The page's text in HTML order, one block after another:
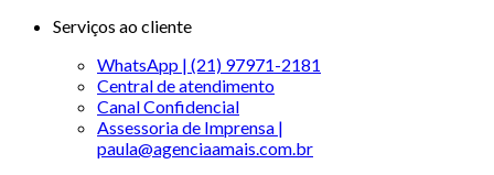
Serviços ao cliente
WhatsApp | (21) 97971-2181
Central de atendimento
Canal Confidencial
Assessoria de Imprensa |
paula@agenciaamais.com.br